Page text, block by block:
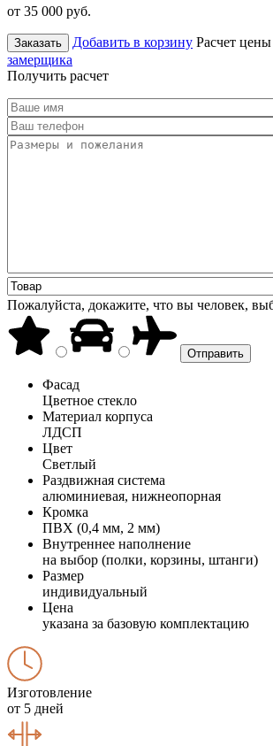
от 35 000 руб.
Заказать Добавить в корзину Расчет цены
замерщика
Получить расчет
Пожалуйста, докажите, что вы человек,
Фасад
Цветное стекло
Материал корпуса
ЛДСП
Цвет
Светлый
Раздвижная система
алюминиевая, нижнеопорная
Кромка
ПВХ (0,4 мм, 2 мм)
Внутреннее наполнение
на выбор (полки, корзины, штанги)
Размер
индивидуальный
Цена
указана за базовую комплектацию
Изготовление
от 5 дней